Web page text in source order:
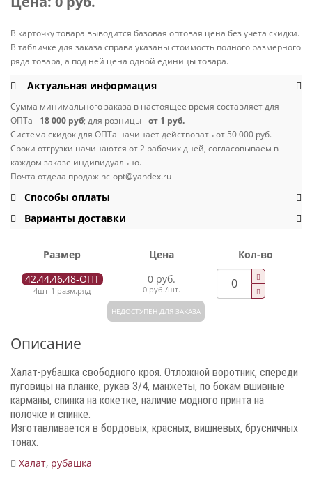
В карточку товара выводится базовая оптовая цена без учета скидки.
В табличке для заказа справа указаны стоимость полного размерного
ряда товара, а под ней цена одной единицы товара.
Актуальная информация
Сумма минимального заказа в настоящее время составляет для
ОПТа - 18 000 руб; для розницы -от 1 руб.
Система скидок для ОПТа начинает действовать от 50 000 руб.
Сроки отгрузки начинаются от 2 рабочих дней, согласовываем в
каждом заказе индивидуально.
Почта отдела продаж nc-opt@yandex.ru
Способы оплаты
Варианты доставки
Размер Цена
Кол-во
42,44,46,48-ОПТ
4шт-1 разм.ряд
0 руб.
0 руб./шт.
НЕДОСТУПЕН ДЛЯ ЗАКАЗА
Описание
Халат-рубашка свободного кроя. Отложной воротник, спереди
пуговицы на планке, рукав 3/4, манжеты, по бокам вшивные
карманы, спинка на кокетке, наличие модного принта на
полочке и спинке.
Изготавливается в бордовых, красных, вишневых, брусничных
тонах.
Халат, рубашка